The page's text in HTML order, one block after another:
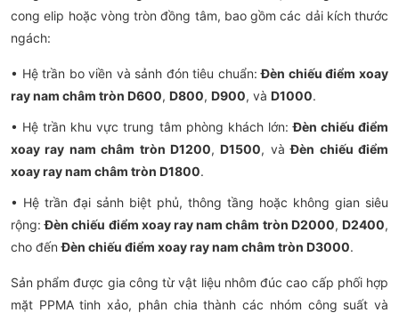
cong elip hoặc vòng tròn đồng tâm, bao gồm các dải kích thước
ngách:
• Hệ trần bo viền và sảnh đón tiêu chuẩn:Đèn chiếu điểm xoay
ray nam châm tròn D600, D800, D900, và D1000.
• Hệ trần khu vực trung tâm phòng khách lớn:Đèn chiếu điểm
xoay ray nam châm tròn D1200,D1500, vàĐèn chiếu điểm
xoay ray nam châm tròn D1800.
• Hệ trần đại sảnh biệt phủ, thông tầng hoặc không gian siêu
rộng:Đèn chiếu điểm xoay ray nam châm tròn D2000,D2400,
cho đếnĐèn chiếu điểm xoay ray nam châm tròn D3000.
Sản phẩm được gia công từ vật liệu nhôm đúc cao cấp phối hợp
mặt PPMA tinh xảo, phân chia thành các nhóm công suất và